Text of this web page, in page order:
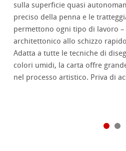
sulla superficie quasi
preciso della penna e le
permettono ogni tipo di lavoro –
architettonico allo schizzo
Adatta a tutte le tecniche di
colori umidi, la carta offre
nel processo artistico. Priva di